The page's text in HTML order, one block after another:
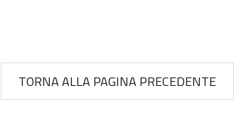
TORNA ALLA PAGINA PRECEDENTE